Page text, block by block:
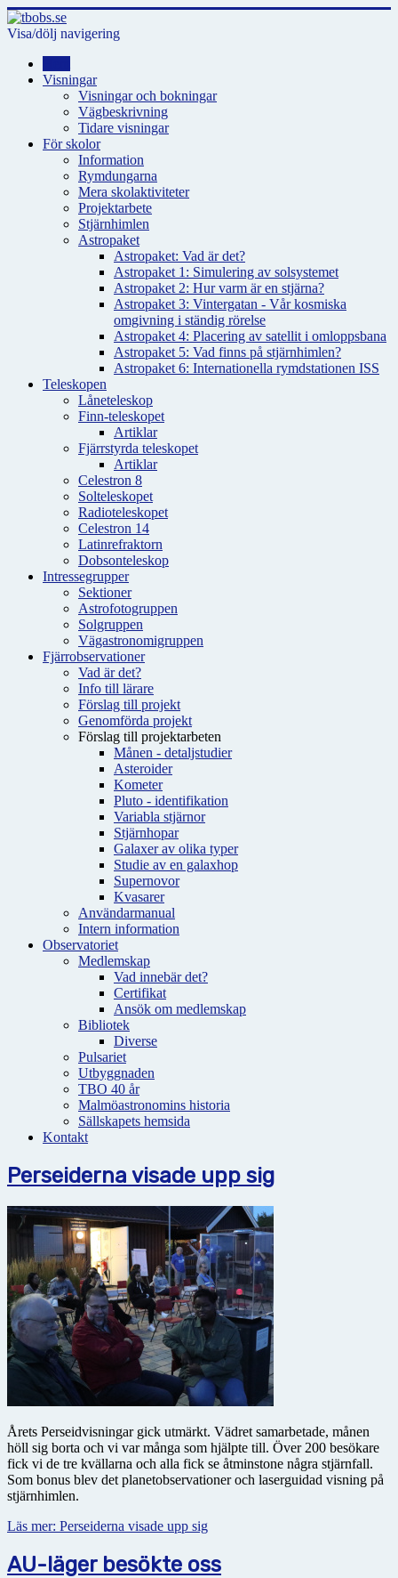
Visa/dölj navigering
Visningar
Visningar och bokningar
Vägbeskrivning
Tidare visningar
För skolor
Information
Rymdungarna
Mera skolaktiviteter
Projektarbete
Stjärnhimlen
Astropaket
Astropaket: Vad är det?
Astropaket 1: Simulering av solsystemet
Astropaket 2: Hur varm är en stjärna?
Astropaket 3: Vintergatan - Vår kosmiska
omgivning i ständig rörelse
Astropaket 4: Placering av satellit i omloppsbana
Astropaket 5: Vad finns på stjärnhimlen?
Astropaket 6: Internationella rymdstationen ISS
Teleskopen
Låneteleskop
Finn-teleskopet
Artiklar
Fjärrstyrda teleskopet
Artiklar
Celestron 8
Solteleskopet
Radioteleskopet
Celestron 14
Latinrefraktorn
Dobsonteleskop
Intressegrupper
Sektioner
Astrofotogruppen
Solgruppen
Vägastronomigruppen
Fjärrobservationer
Vad är det?
Info till lärare
Förslag till projekt
Genomförda projekt
Förslag till projektarbeten
Månen - detaljstudier
Asteroider
Kometer
Pluto - identifikation
Variabla stjärnor
Stjärnhopar
Galaxer av olika typer
Studie av en galaxhop
Supernovor
Kvasarer
Användarmanual
Intern information
Observatoriet
Medlemskap
Vad innebär det?
Certifikat
Ansök om medlemskap
Bibliotek
Diverse
Pulsariet
Utbyggnaden
TBO 40 år
Malmöastronomins historia
Sällskapets hemsida
Kontakt
Perseiderna visade upp sig
Årets Perseidvisningar gick utmärkt. Vädret samarbetade, månen
höll sig borta och vi var många som hjälpte till. Över 200 besökare
fick vi de tre kvällarna och alla fick se åtminstone några stjärnfall.
Som bonus blev det planetobservationer och laserguidad visning på
stjärnhimlen.
Läs mer: Perseiderna visade upp sig
AU-läger besökte oss